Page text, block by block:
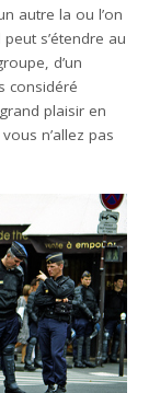
autre la ou l’on
s’étendre au
d’un
considéré
plaisir en
n’allez pas